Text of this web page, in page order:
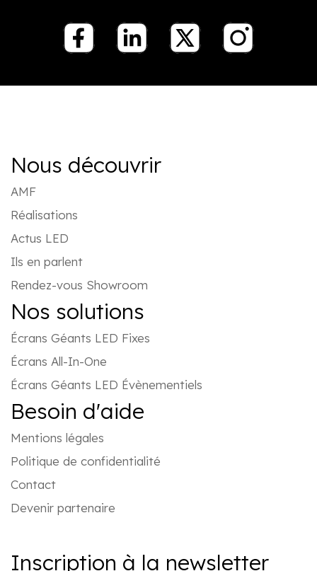
Nous découvrir
AMF
Réalisations
Actus LED
Ils en parlent
Rendez-vous Showroom
Nos solutions
Écrans Géants LED Fixes
Écrans All-In-One
Écrans Géants LED Évènementiels
Besoin d'aide
Mentions légales
Politique de confidentialité
Contact
Devenir partenaire
Inscription à la newsletter